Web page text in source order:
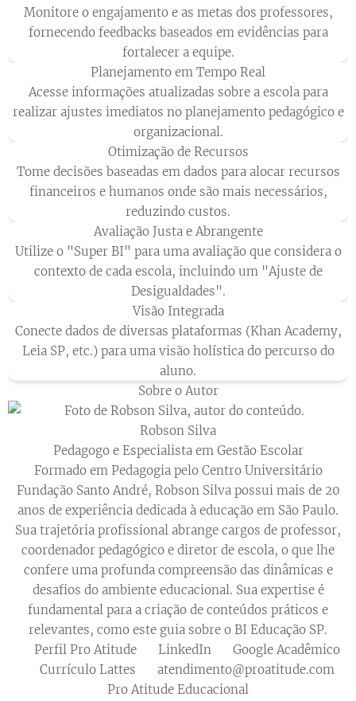
Monitore o engajamento e as metas dos professores,
fornecendo feedbacks baseados em evidências para
fortalecer a equipe.
Planejamento em Tempo Real
Acesse informações atualizadas sobre a escola para
realizar ajustes imediatos no planejamento pedagógico e
organizacional.
Otimização de Recursos
Tome decisões baseadas em dados para alocar recursos
financeiros e humanos onde são mais necessários,
reduzindo custos.
Avaliação Justa e Abrangente
Utilize o "Super BI" para uma avaliação que considera o
contexto de cada escola, incluindo um "Ajuste de
Desigualdades".
Visão Integrada
Conecte dados de diversas plataformas (Khan Academy,
Leia SP, etc.) para uma visão holística do percurso do
aluno.
Sobre o Autor
Robson Silva
Pedagogo e Especialista em Gestão Escolar
Formado em Pedagogia pelo Centro Universitário
Fundação Santo André, Robson Silva possui mais de 20
anos de experiência dedicada à educação em São Paulo.
Sua trajetória profissional abrange cargos de professor,
coordenador pedagógico e diretor de escola, o que lhe
confere uma profunda compreensão das dinâmicas e
desafios do ambiente educacional. Sua expertise é
fundamental para a criação de conteúdos práticos e
relevantes, como este guia sobre o BI Educação SP.
🌐 Perfil Pro Atitude
🔗 LinkedIn
🎓 Google Acadêmico
📚 Currículo Lattes
atendimento@proatitude.com
Pro Atitude Educacional